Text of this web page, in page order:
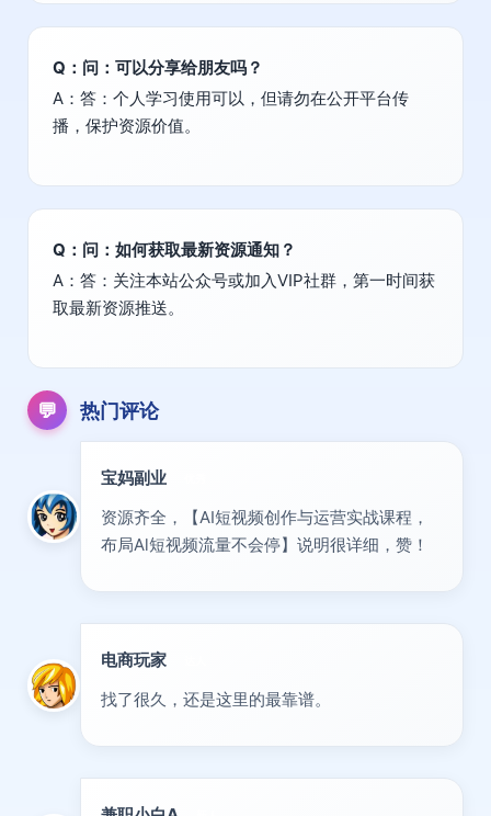
Q：问：可以分享给朋友吗？
A：答：个人学习使用可以，但请勿在公开平台传
播，保护资源价值。
Q：问：如何获取最新资源通知？
A：答：关注本站公众号或加入VIP社群，第一时间获
取最新资源推送。
💬 热门评论
宝妈副业
资源齐全，【AI短视频创作与运营实战课程，
布局Al短视频流量不会停】说明很详细，赞！
电商玩家
找了很久，还是这里的最靠谱。